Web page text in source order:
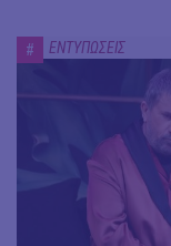
# ΕΝΤΥΠΩΣΕΙΣ